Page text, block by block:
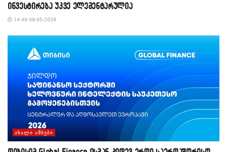
ინვესტირება უკვე ელემენტარულია
14:49 08-05-2026
ᲐᲮᲐᲚᲘ ᲐᲛᲑᲔᲑᲘ